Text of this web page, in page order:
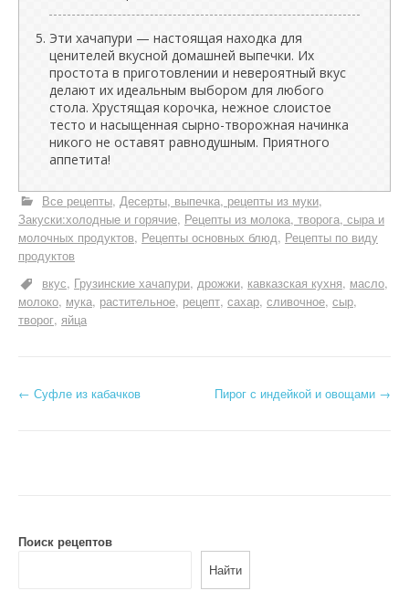
Эти хачапури — настоящая находка для
ценителей вкусной домашней выпечки. Их
простота в приготовлении и невероятный вкус
делают их идеальным выбором для любого
стола. Хрустящая корочка, нежное слоистое
тесто и насыщенная сырно-творожная начинка
никого не оставят равнодушным. Приятного
аппетита!
Все рецепты Десерты, выпечка, рецепты из муки
Закуски:холодные и горячие Рецепты из молока, творога, сыра и
молочных продуктов Рецепты основных блюд Рецепты по виду
продуктов
вкус Грузинские хачапури дрожжи кавказская кухня масло
молоко мука растительное рецепт сахар сливочное сыр
творог яйца
Н
г
← Суфле из кабачков Пирог с индейкой и овощами →
Поиск рецептов
Найти